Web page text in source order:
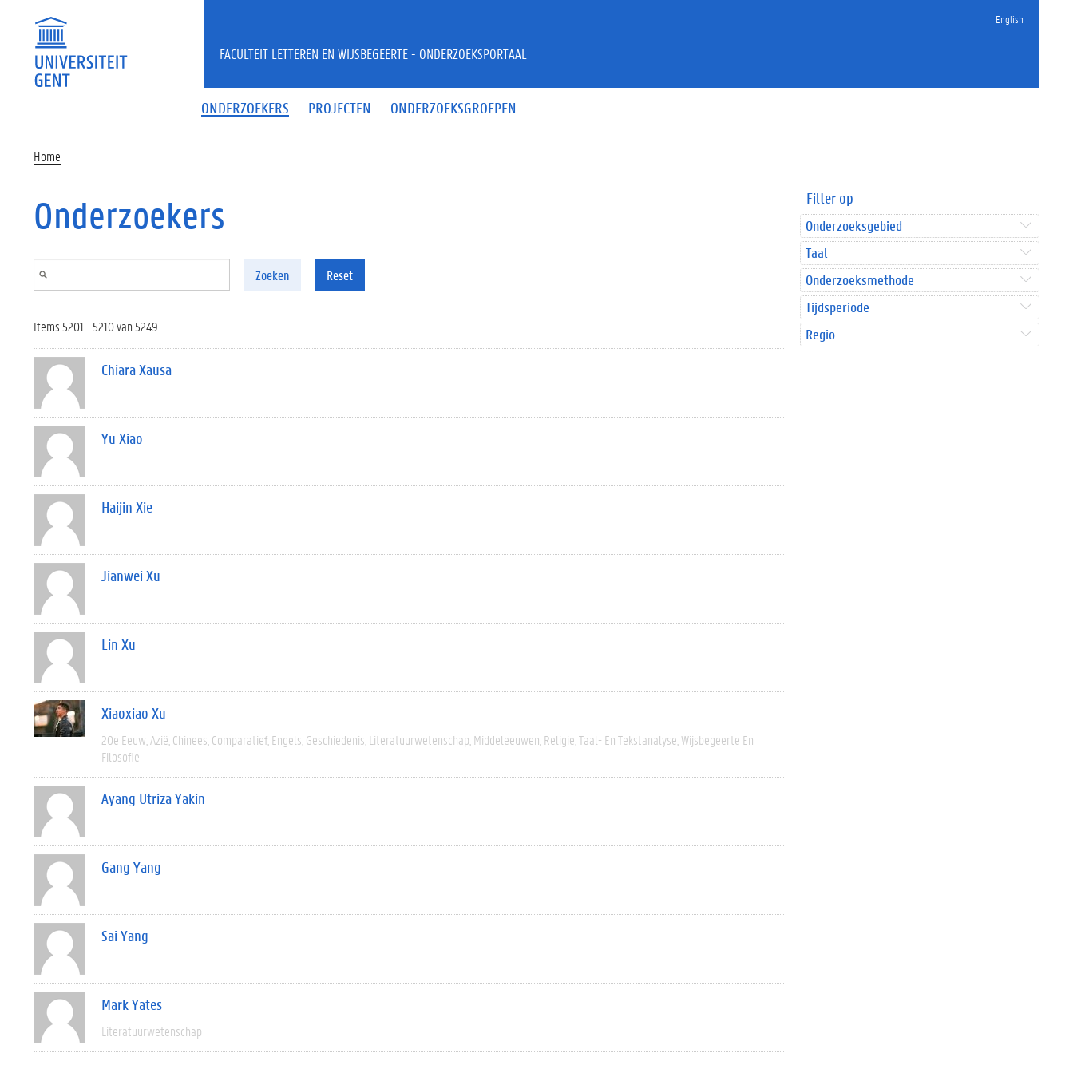
English
ONDERZOEKERS PROJECTEN ONDERZOEKSGROEPEN
FACULTEIT LETTEREN EN WIJSBEGEERTE - ONDERZOEKSPORTAAL
Home
Onderzoekers
Zoeken Reset
Items 5201 - 5210 van 5249
Chiara Xausa
Yu Xiao
Haijin Xie
Jianwei Xu
Lin Xu
Xiaoxiao Xu
20e Eeuw Azië Chinees Comparatief Engels Geschiedenis Literatuurwetenschap Middeleeuwen Religie Taal- En Tekstanalyse Wijsbegeerte En
Filosofie
Ayang Utriza Yakin
Gang Yang
Sai Yang
Mark Yates
Literatuurwetenschap
Filter op
Onderzoeksgebied
Taal
Onderzoeksmethode
Tijdsperiode
Regio